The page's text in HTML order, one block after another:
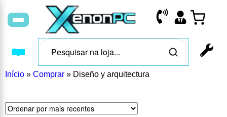
Início » Comprar » Diseño y arquitectura